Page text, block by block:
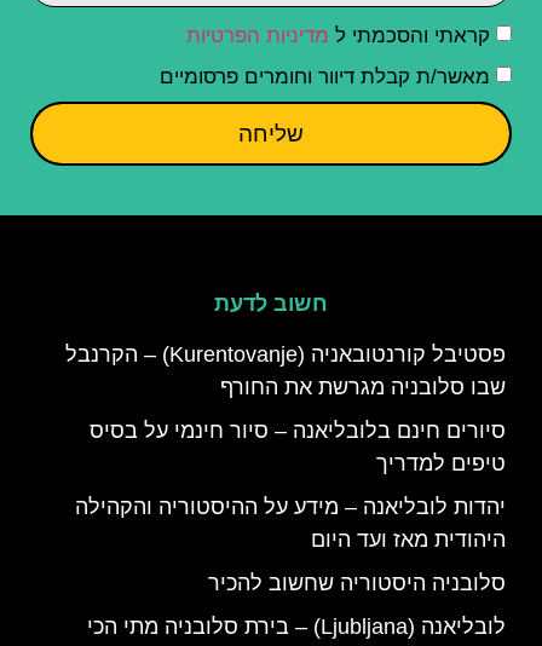
קראתי והסכמתי ל מדיניות הפרטיות
מאשר/ת קבלת דיוור וחומרים פרסומיים
שליחה
חשוב לדעת
פסטיבל קורנטובאניה (Kurentovanje) – הקרנבל
שבו סלובניה מגרשת את החורף
סיורים חינם בלובליאנה – סיור חינמי על בסיס
טיפים למדריך
יהדות לובליאנה – מידע על ההיסטוריה והקהילה
היהודית מאז ועד היום
סלובניה היסטוריה שחשוב להכיר
לובליאנה (Ljubljana) – בירת סלובניה מתי הכי